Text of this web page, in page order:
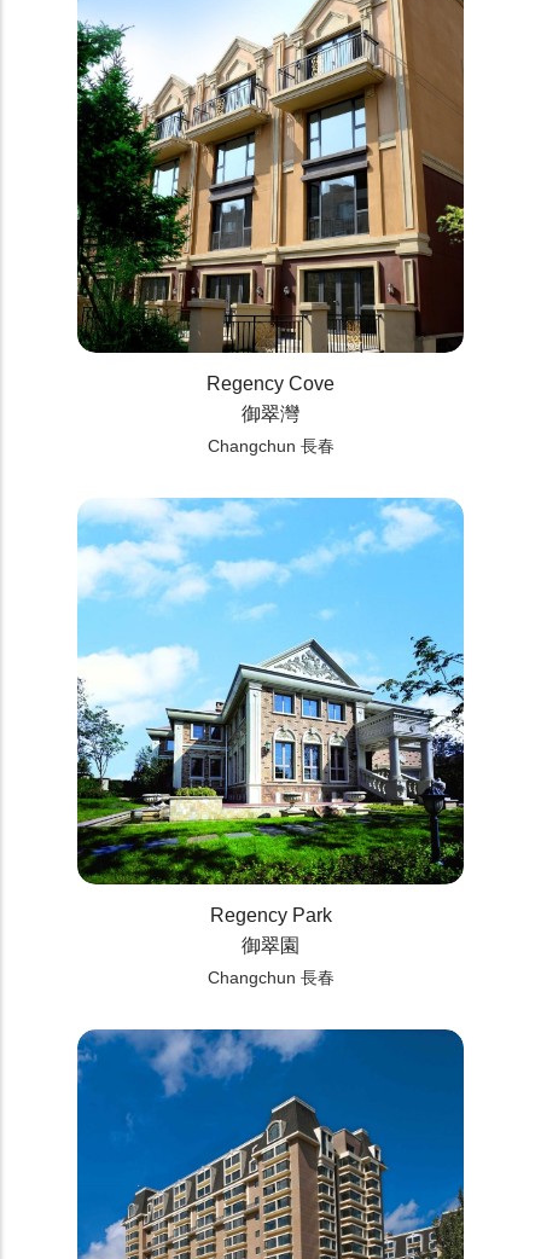
Regency Cove
御翠灣
Changchun 長春
Regency Park
御翠園
Changchun 長春